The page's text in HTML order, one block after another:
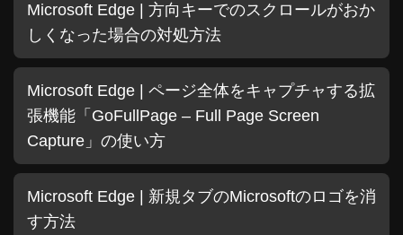
Microsoft Edge | 方向キーでのスクロールがおか
しくなった場合の対処方法
Microsoft Edge | ページ全体をキャプチャする拡
張機能「GoFullPage – Full Page Screen
Capture」の使い方
Microsoft Edge | 新規タブのMicrosoftのロゴを消
す方法